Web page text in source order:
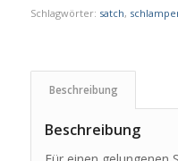
Schlagwörter: satch,
Beschreibung
Beschreibung